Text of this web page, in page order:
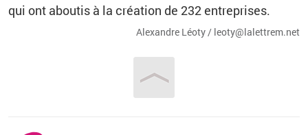
qui ont abou­tis à la créa­tion de 232 en­tre­prises.
Alexandre Léoty / leo­ty@​la­let­trem.​net
Vous êtes ici